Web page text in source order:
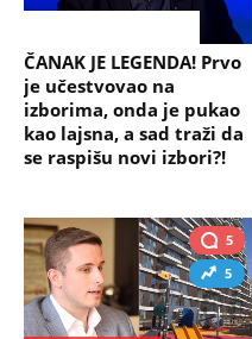
ČANAK JE LEGENDA! Prvo
je učestvovao na
izborima, onda je pukao
kao lajsna, a sad traži da
se raspišu novi izbori?!
5
5